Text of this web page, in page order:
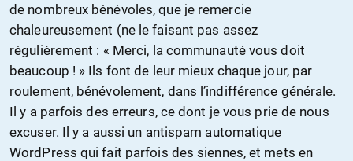
de nombreux bénévoles, que je remercie
chaleureusement (ne le faisant pas assez
régulièrement : « Merci, la communauté vous doit
beaucoup ! » Ils font de leur mieux chaque jour, par
roulement, bénévolement, dans l’indifférence générale.
Il y a parfois des erreurs, ce dont je vous prie de nous
excuser. Il y a aussi un antispam automatique
WordPress qui fait parfois des siennes, et mets en